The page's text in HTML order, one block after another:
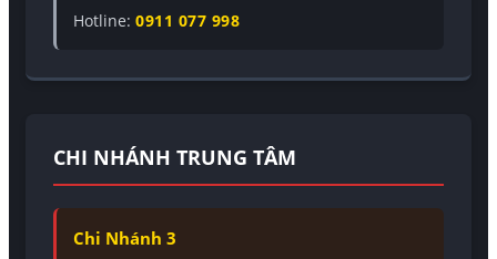
Hotline: 0911 077 998
CHI NHÁNH TRUNG TÂM
Chi Nhánh 3